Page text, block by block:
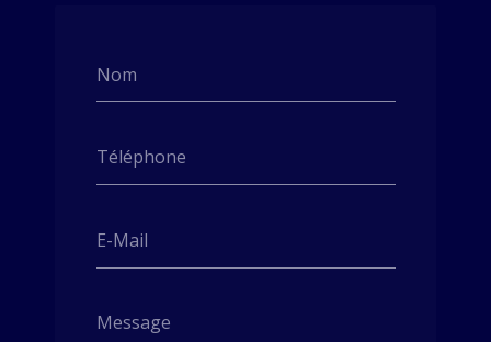
Nom
Téléphone
E-Mail
Message